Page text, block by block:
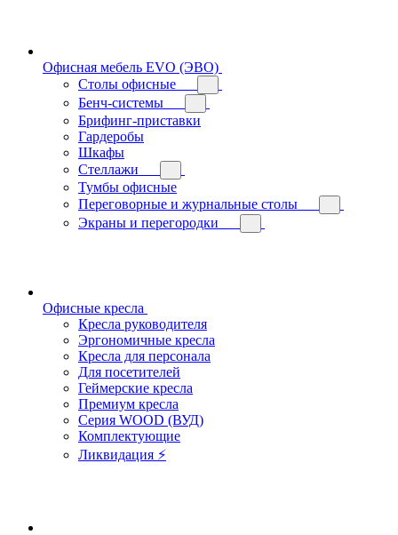
Офисная мебель EVO (ЭВО)
Cтолы офисные
Бенч-системы
Брифинг-приставки
Гардеробы
Шкафы
Стеллажи
Тумбы офисные
Переговорные и журнальные столы
Экраны и перегородки
Офисные кресла
Кресла руководителя
Эргономичные кресла
Кресла для персонала
Для посетителей
Геймерские кресла
Премиум кресла
Серия WOOD (ВУД)
Комплектующие
Ликвидация ⚡